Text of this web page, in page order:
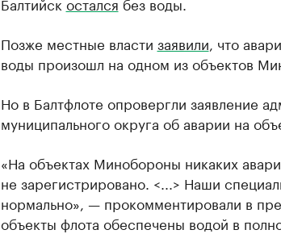
Позже местные власти заявили , что
воды произошл на одном из объектов
Но в Балтфлоте опровергли заявление
муниципального округа об аварии на
«На объектах Минобороны никаких
не зарегистрировано. <...> Наши
нормально», — прокомментировали в
объекты флота обеспечены водой в